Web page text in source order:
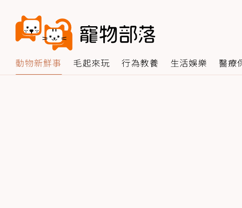
動物新鮮事 毛起來玩 行為教養 生活娛樂 醫療